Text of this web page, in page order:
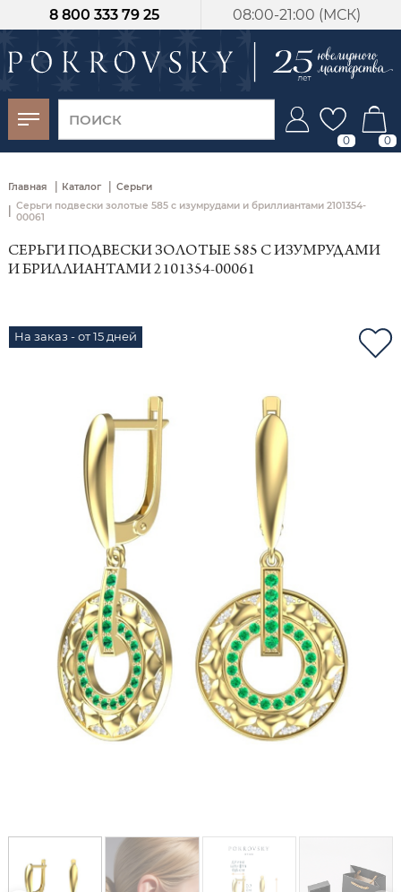
08:00-21:00 (МСК)
8 800 333 79 25
0 0
Главная | Каталог | Серьги
Серьги подвески золотые 585 с изумрудами и бриллиантами 2101354-
00061
СЕРЬГИ ПОДВЕСКИ ЗОЛОТЫЕ 585 С ИЗУМРУДАМИ
И БРИЛЛИАНТАМИ 2101354-00061
На заказ - от 15 дней
-30%
от 15 дней с
момента оплаты